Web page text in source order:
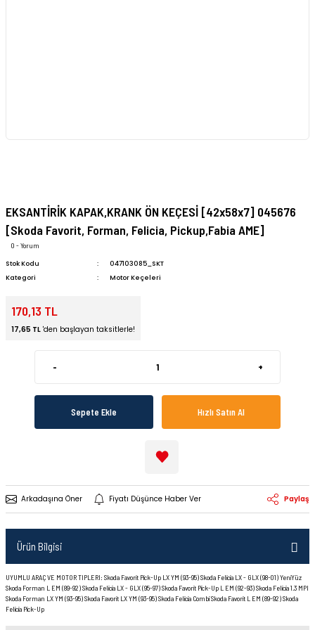
EKSANTİRİK KAPAK,KRANK ÖN KEÇESİ [42x58x7] 045676
[Skoda Favorit, Forman, Felicia, Pickup,Fabia AME]
0 - Yorum
Stok Kodu
047103085_SKT
Kategori
Motor Keçeleri
170,13 TL
17,65 TL 'den başlayan taksitlerle!
- +
Sepete Ekle Hızlı Satın Al
Arkadaşına Öner Fiyatı Düşünce Haber Ver Paylaş
Ürün Bilgisi
UYUMLU ARAÇ VE MOTOR TIPLERI: Skoda Favorit Pick-Up LX YM (93-95) Skoda Felicia LX - GLX (98-01) YeniYüz
Skoda Forman L EM (89-92) Skoda Felicia LX - GLX (95-97) Skoda Favorit Pick-Up L EM (92-93) Skoda Felicia 1.3 MPI
Skoda Forman LX YM (93-95) Skoda Favorit LX YM (93-95) Skoda Felicia Combi Skoda Favorit L EM (89-92) Skoda
Felicia Pick-Up